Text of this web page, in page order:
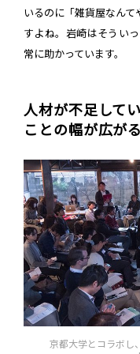
いるのに「雑貨屋なん
すよね。岩崎はそうい
常に助かっています。
人材が不足して
ことの幅が広がる
京都大学とコラボし